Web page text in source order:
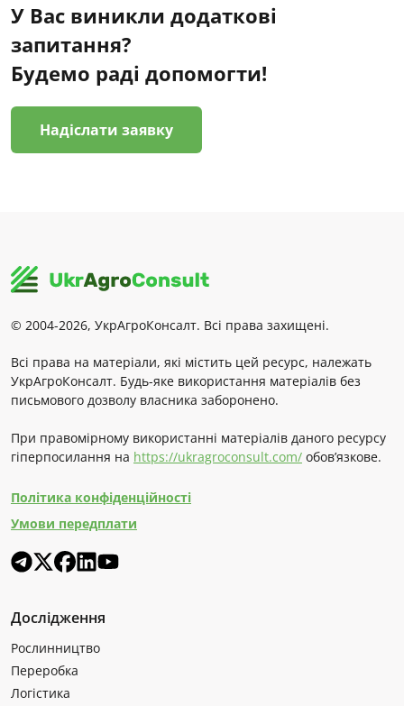
У Вас виникли додаткові
запитання?
Будемо раді допомогти!
Надіслати заявку
© 2004-2026, УкрАгроКонсалт. Всі права захищені.
Всі права на матеріали, які містить цей ресурс, належать
УкрАгроКонсалт. Будь-яке використання матеріалів без
письмового дозволу власника заборонено.
При правомірному використанні матеріалів даного ресурсу
гіперпосилання на https://ukragroconsult.com/ обов’язкове.
Політика конфіденційності
Умови передплати
Дослідження
Рослинництво
Переробка
Логістика